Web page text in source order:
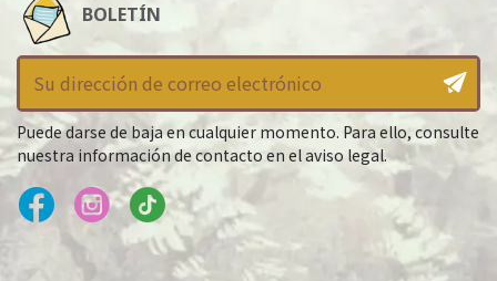
BOLETÍN
Puede darse de baja en cualquier momento. Para ello, consulte
nuestra información de contacto en el aviso legal.